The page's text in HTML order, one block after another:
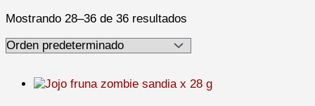
Mostrando 28–36 de 36 resultados